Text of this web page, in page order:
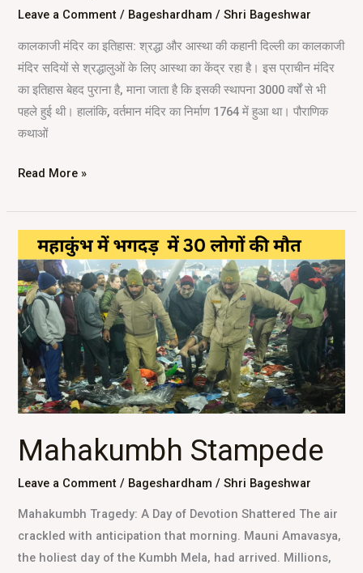
Leave a Comment / Bageshardham /Shri Bageshwar
कालकाजी मंदिर का इतिहास: श्रद्धा और आस्था की कहानी दिल्ली का कालकाजी
मंदिर सदियों से श्रद्धालुओं के लिए आस्था का केंद्र रहा है। इस प्राचीन मंदिर
का इतिहास बेहद पुराना है, माना जाता है कि इसकी स्थापना 3000 वर्षों से भी
पहले हुई थी। हालांकि, वर्तमान मंदिर का निर्माण 1764 में हुआ था। पौराणिक
कथाओं
Read More »
Mahakumbh Stampede
Leave a Comment / Bageshardham /Shri Bageshwar
Mahakumbh Tragedy: A Day of Devotion Shattered The air
crackled with anticipation that morning. Mauni Amavasya,
the holiest day of the Kumbh Mela, had arrived. Millions,
Mahakumbh
Stampede